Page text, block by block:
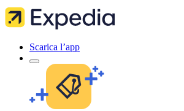
Scarica l’app